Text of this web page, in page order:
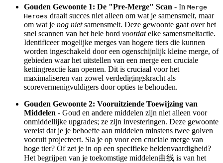
Gouden Gewoonte 1: De "Pre-Merge" Scan - In Merge
Heroes draait succes niet alleen om wat je samensmelt, maar
om wat je nog nietsamensmelt. Deze gewoonte gaat over het
snel scannen van het hele bord voordatelke samensmeltactie.
Identificeer mogelijke merges van hogere tiers die kunnen
worden ingeschakeld door een ogenschijnlijk kleine merge, of
gebieden waar het uitstellen van een merge een cruciale
kettingreactie kan openen. Dit is cruciaal voor het
maximaliseren van zowel verdedigingskracht als
scorevermenigvuldigers door opties te behouden.
Gouden Gewoonte 2: Vooruitziende Toewijzing van
Middelen - Goud en andere middelen zijn niet alleen voor
onmiddellijke upgrades; ze zijn investeringen. Deze gewoonte
vereist dat je je behoefte aan middelen minstens twee golven
vooruit projecteert. Sla je op voor een cruciale merge van
hoge tier? Of zet je in op een specifieke heldenvaardigheid?
Het begrijpen van je toekomstige middelen曲线 is van het